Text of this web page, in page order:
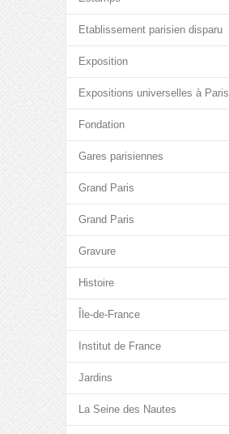
Etablissement parisien disparu
Exposition
Expositions universelles à Paris
Fondation
Gares parisiennes
Grand Paris
Grand Paris
Gravure
Histoire
Île-de-France
Institut de France
Jardins
La Seine des Nautes